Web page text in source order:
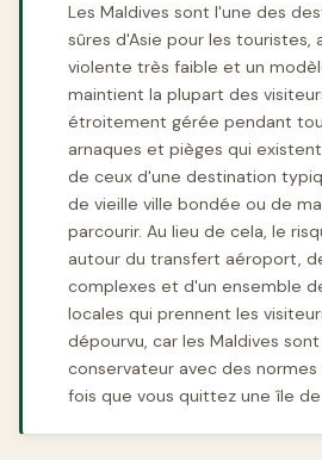
Les Maldives sont l'une des
sûres d'Asie pour les touristes,
violente très faible et un
maintient la plupart des
étroitement gérée pendant tout
arnaques et pièges qui
de ceux d'une destination
de vieille ville bondée ou de
parcourir. Au lieu de cela, le
autour du transfert aéroport,
complexes et d'un ensemble
locales qui prennent les
dépourvu, car les Maldives sont
conservateur avec des normes
fois que vous quittez une île